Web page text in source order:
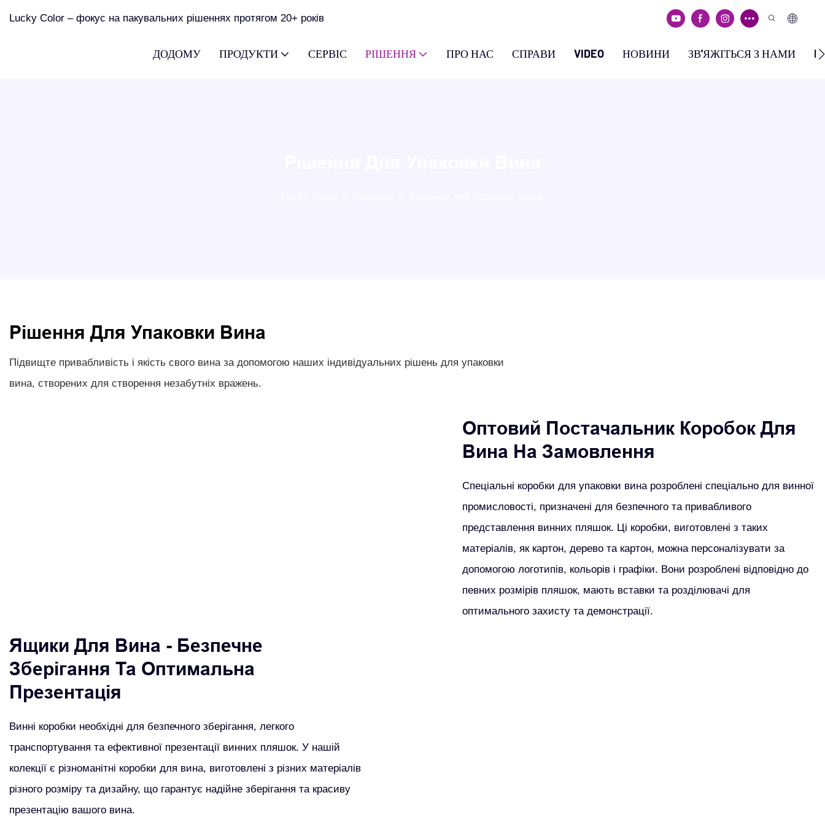
Lucky Color – фокус на пакувальних рішеннях протягом 20+ років
ДОДОМУ ПРОДУКТИ СЕРВІС РІШЕННЯ ПРО НАС СПРАВИ VIDEO НОВИНИ ЗВ'ЯЖІТЬСЯ З НАМИ
Рішення Для Упаковки Вина
Підвищте привабливість і якість свого вина за допомогою наших індивідуальних рішень для упаковки
вина, створених для створення незабутніх вражень.
Оптовий Постачальник Коробок Для
Вина На Замовлення
Спеціальні коробки для упаковки вина розроблені спеціально для винної
промисловості, призначені для безпечного та привабливого
представлення винних пляшок. Ці коробки, виготовлені з таких
матеріалів, як картон, дерево та картон, можна персоналізувати за
допомогою логотипів, кольорів і графіки. Вони розроблені відповідно до
певних розмірів пляшок, мають вставки та розділювачі для
оптимального захисту та демонстрації.
Ящики Для Вина - Безпечне
Зберігання Та Оптимальна
Презентація
Винні коробки необхідні для безпечного зберігання, легкого
транспортування та ефективної презентації винних пляшок. У нашій
колекції є різноманітні коробки для вина, виготовлені з різних матеріалів
різного розміру та дизайну, що гарантує надійне зберігання та красиву
презентацію вашого вина.